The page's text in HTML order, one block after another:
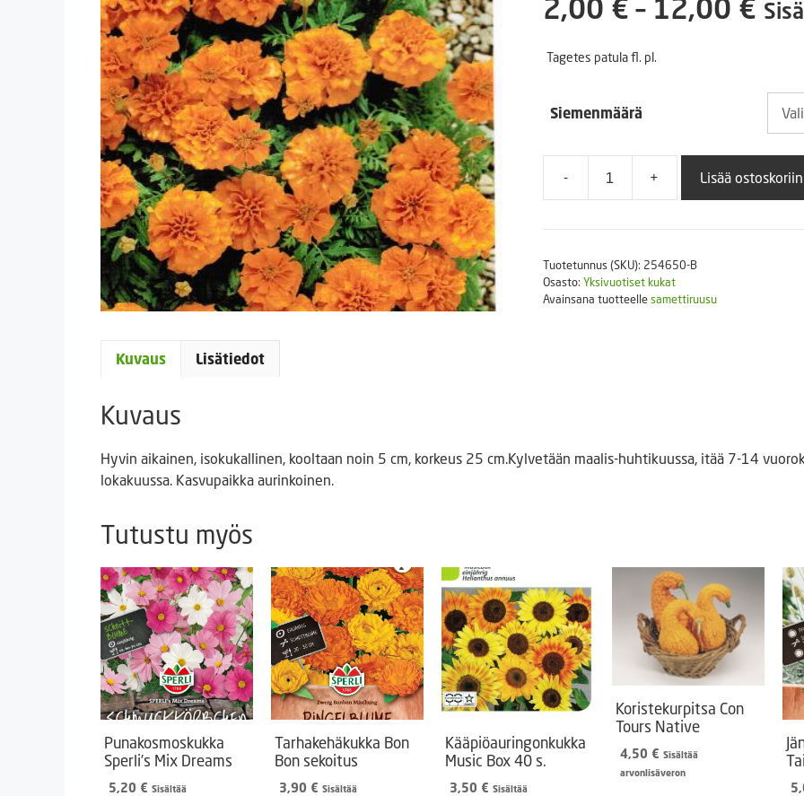
Puutarhatyökalut
2,00 € – 12,00 €
Tagetes patula fl. pl.
Siemenmäärä
-
Super
Deep
Orange
+ Lisää ostoskoriin
Tuotetunnus (SKU): 254650-B
Osasto: Yksivuotiset kukat
Avainsana tuotteellesamettiruusu
Kuvaus Lisätiedot
Kuvaus
Hyvin aikainen, isokukallinen, kooltaan noin 5 cm, korkeus 25 cm.Kylvetään maalis-huhtikuussa, itää 7-14
lokakuussa. Kasvupaikka aurinkoinen.
Tutustu myös
Punakosmoskukka
Sperli’s Mix Dreams
5,20 € Sisältää
Tarhakehäkukka Bon
Bon sekoitus
3,90 € Sisältää
Kääpiöauringonkukka
Music Box 40 s.
3,50 € Sisältää
Koristekurpitsa Con
Tours Native
4,50 € Sisältää
arvonlisäveron